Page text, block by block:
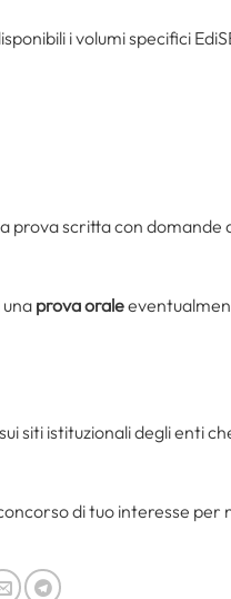
i volumi specifici
prova scritta con
unaprova orale
siti istituzionali degli enti
di tuo interesse